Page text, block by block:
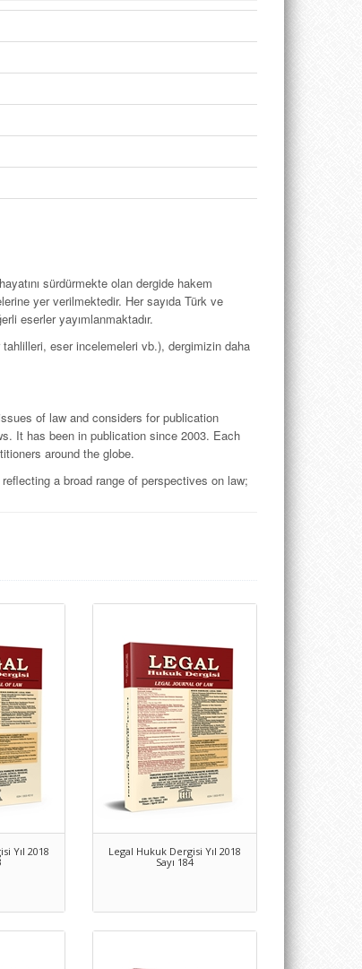
sürdürmekte olan dergide hakem
yer veril­mektedir. Her sayıda Türk ve
eserler yayımlanmaktadır.
tahlilleri, eser incelemeleri vb.), dergimizin daha
of law and considers for publication
It has been in publication since 2003. Each
around the globe.
a broad range of perspectives on law;
Yıl 2018
Legal Hukuk Dergisi Yıl 2018
Sayı 184